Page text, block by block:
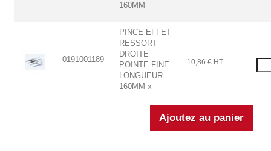
160MM
0191001189
PINCE EFFET
RESSORT
DROITE
POINTE FINE
LONGUEUR
160MM x
10,86 € HT